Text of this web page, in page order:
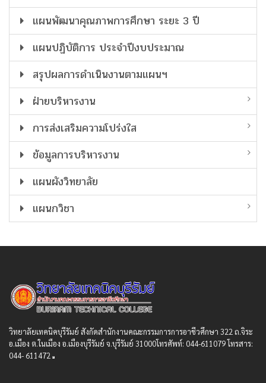
แผนพัฒนาคุณภาพการศึกษา ระยะ 3 ปี
แผนปฏิบัติการ ประจำปีงบประมาณ
สรุปผลการดำเนินงานตามแผนฯ
ฝ่ายบริหารงาน
การส่งเสริมความโปร่งใส
ข้อมูลการบริหารงาน
แผนผังวิทยาลัย
แผนกวิชา
วิทยาลัยเทคนิคบุรีรัมย์ สังกัดสํานักงานคณะกรรมการการอาชีวศึกษา 322 ถ.จิระ
อ.เมือง ต.ในเมือง อ.เมืองบุรีรัมย์ จ.บุรีรัมย์ 31000โทรศัพท์: 044-611079 โทรสาร:
044- 611472